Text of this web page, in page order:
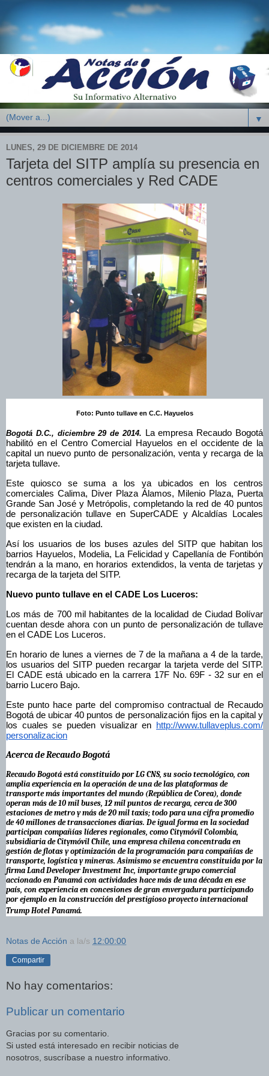
▼
LUNES, 29 DE DICIEMBRE DE 2014
Tarjeta del SITP amplía su presencia en
centros comerciales y Red CADE
Foto: Punto tullave en C.C. Hayuelos
Bogotá D.C., diciembre 29 de 2014. La empresa Recaudo Bogotá
habilitó en el Centro Comercial Hayuelos en el occidente de la
capital un nuevo punto de personalización, venta y recarga de la
tarjeta tullave.
Este quiosco se suma a los ya ubicados en los centros
comerciales Calima, Diver Plaza Álamos, Milenio Plaza, Puerta
Grande San José y Metrópolis, completando la red de 40 puntos
de personalización tullave en SuperCADE y Alcaldías Locales
que existen en la ciudad.
Así los usuarios de los buses azules del SITP que habitan los
barrios Hayuelos, Modelia, La Felicidad y Capellanía de Fontibón
tendrán a la mano, en horarios extendidos, la venta de tarjetas y
recarga de la tarjeta del SITP.
Nuevo punto tullave en el CADE Los Luceros:
Los más de 700 mil habitantes de la localidad de Ciudad Bolívar
cuentan desde ahora con un punto de personalización de tullave
en el CADE Los Luceros.
En horario de lunes a viernes de 7 de la mañana a 4 de la tarde,
los usuarios del SITP pueden recargar la tarjeta verde del SITP.
El CADE está ubicado en la carrera 17F No. 69F - 32 sur en el
barrio Lucero Bajo.
Este punto hace parte del compromiso contractual de Recaudo
Bogotá de ubicar 40 puntos de personalización fijos en la capital y
los cuales se pueden visualizar en http://www.tullaveplus.com/
personalizacion
Acerca de Recaudo Bogotá
Recaudo Bogotá está constituido por LG CNS, su socio tecnológico, con
amplia experiencia en la operación de una de las plataformas de
transporte más importantes del mundo (República de Corea), donde
operan más de 10 mil buses, 12 mil puntos de recarga, cerca de 300
estaciones de metro y más de 20 mil taxis; todo para una cifra promedio
de 40 millones de transacciones diarias. De igual forma en la sociedad
participan compañías líderes regionales, como Citymóvil Colombia,
subsidiaria de Citymóvil Chile, una empresa chilena concentrada en
gestión de flotas y optimización de la programación para compañías de
transporte, logística y mineras. Asimismo se encuentra constituida por la
firma Land Developer Investment Inc, importante grupo comercial
accionado en Panamá con actividades hace más de una década en ese
país, con experiencia en concesiones de gran envergadura participando
por ejemplo en la construcción del prestigioso proyecto internacional
Trump Hotel Panamá.
Notas de Acción a la/s 12:00:00
Compartir
No hay comentarios:
Publicar un comentario
Gracias por su comentario.
Si usted está interesado en recibir noticias de
nosotros, suscríbase a nuestro informativo.